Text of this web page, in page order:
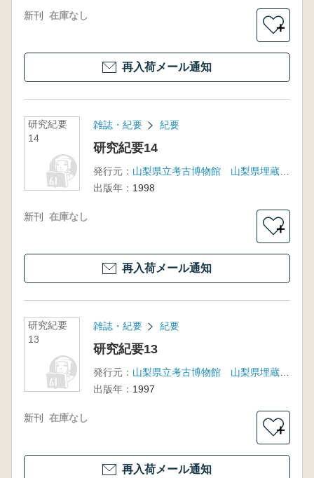
新刊 在庫なし
＋
再入荷メール通知
研究紀要
14
雑誌・紀要 紀要
研究紀要14
発行元：
山梨県立考古博物館 山梨県埋蔵文化財センター
出版年： 1998
新刊 在庫なし
＋
再入荷メール通知
研究紀要
13
雑誌・紀要 紀要
研究紀要13
発行元：
山梨県立考古博物館 山梨県埋蔵文化財センター
出版年： 1997
新刊 在庫なし
＋
再入荷メール通知